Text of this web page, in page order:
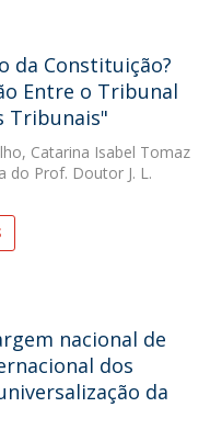
da Constituição?
Entre o Tribunal
Tribunais"
Catarina Isabel Tomaz
do Prof. Doutor J. L.
nacional de
dos
da